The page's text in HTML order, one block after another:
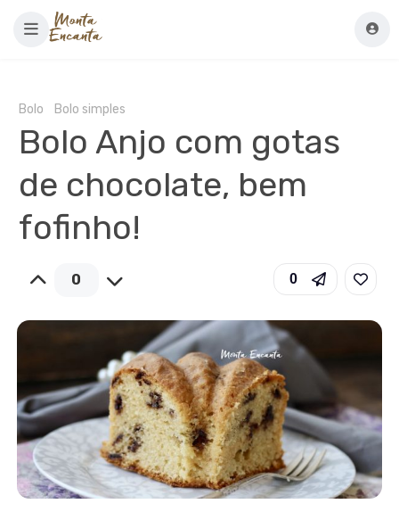
Bolo Bolo simples
Bolo Anjo com gotas
de chocolate, bem
fofinho!
0 0